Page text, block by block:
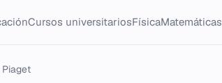
Cursos universitariosFísicaMatemáticas